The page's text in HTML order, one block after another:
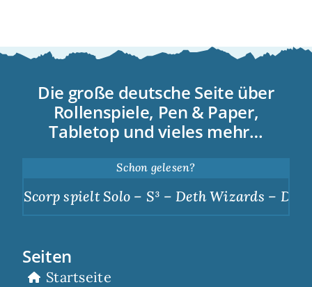
Die große deutsche Seite über
Rollenspiele, Pen & Paper,
Tabletop und vieles mehr…
Schon gelesen?
spielt Solo – S³ – Deth Wizards – Dunkle
Seiten
Startseite